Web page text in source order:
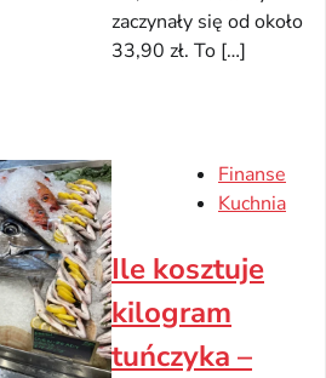
zaczynały się od około
33,90 zł. To […]
Finanse
Kuchnia
Ile kosztuje
kilogram
tuńczyka –